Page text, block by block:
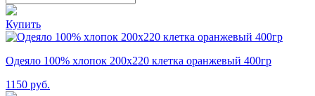
Купить
Одеяло 100% хлопок 200x220 клетка оранжевый 400гр
1150 руб.